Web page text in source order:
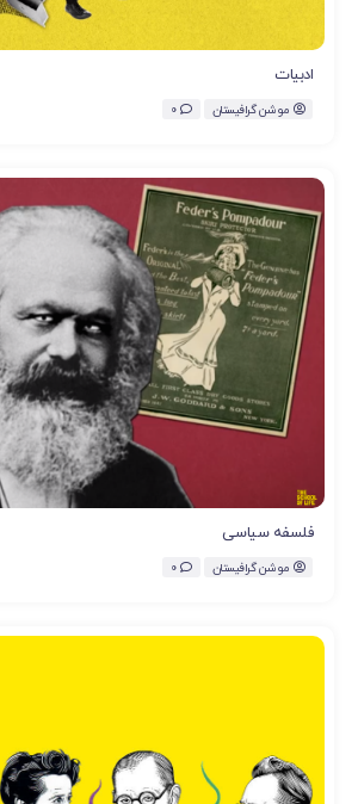
ادبیات
موشن گرافیستان 0
فلسفه سیاسی
موشن گرافیستان 0